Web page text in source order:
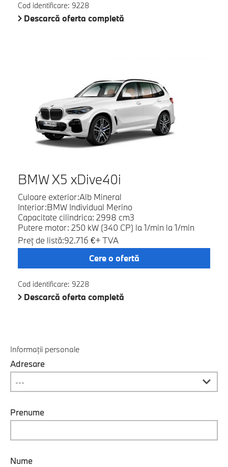
Cod identificare: 9228
Descarcă oferta completă
BMW X5 xDive40i
Culoare exterior:Alb Mineral
Interior:BMW Individual Merino
Capacitate cilindrica: 2998 cm3
Putere motor: 250 kW (340 CP) la 1/min la 1/min
Preţ de listă:92.716 €+ TVA
Cere o ofertă
Cod identificare: 9228
Descarcă oferta completă
Informații personale
Adresare
Prenume
Nume